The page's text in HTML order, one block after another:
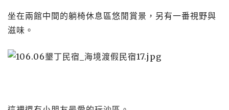
坐在兩館中間的躺椅休息區悠閒賞景，另有一番視野與
滋味。